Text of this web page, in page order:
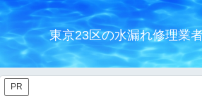
東京23区の水漏れ修理業
PR